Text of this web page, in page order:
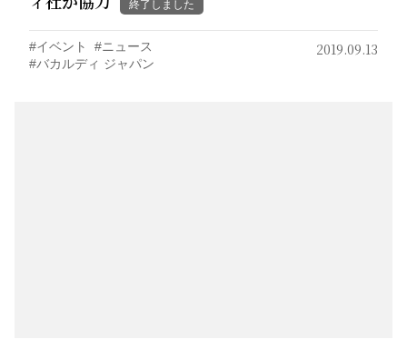
終了しました
イベント
ニュース
バカルディ ジャパン
2019.09.13